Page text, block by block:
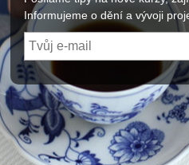
Informujeme o dění a vývoji